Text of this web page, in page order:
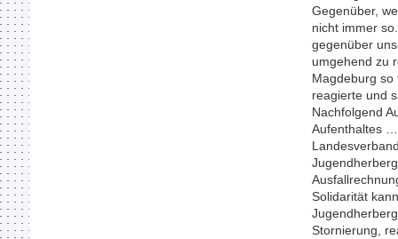
Gegenüber,
nicht immer
gegenüber
umgehend zu
Magdeburg so
reagierte und
Nachfolgend
Aufenthaltes
Solidarität
Stornierung,